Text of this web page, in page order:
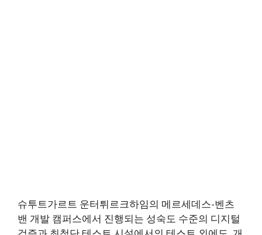
슈투트가르트 운터튀르크하임의 메르세데스-벤츠
밴 개발 캠퍼스에서 진행되는 성숙도 수준의 디지털